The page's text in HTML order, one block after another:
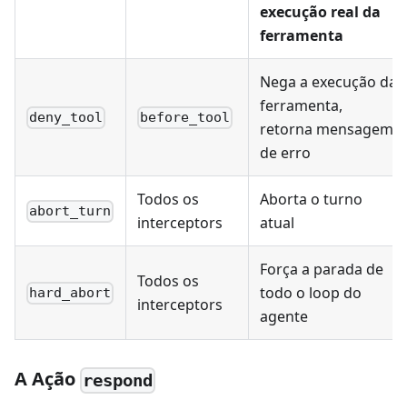
execução real da
ferramenta
deny_tool before_tool
Nega a execução da
ferramenta,
retorna mensagem
de erro
abort_turn
Todos os
interceptors
Aborta o turno
atual
hard_abort
Todos os
interceptors
Força a parada de
todo o loop do
agente
A Ação respond